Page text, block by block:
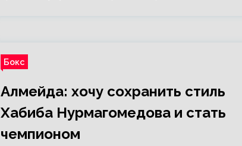
Бокс
Алмейда: хочу сохранить стиль
Хабиба Нурмагомедова и стать
чемпионом